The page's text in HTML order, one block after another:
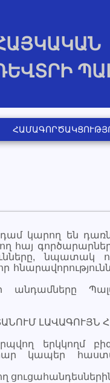
կարող են
հայ
նպատակ
երկկողմ
կապեր